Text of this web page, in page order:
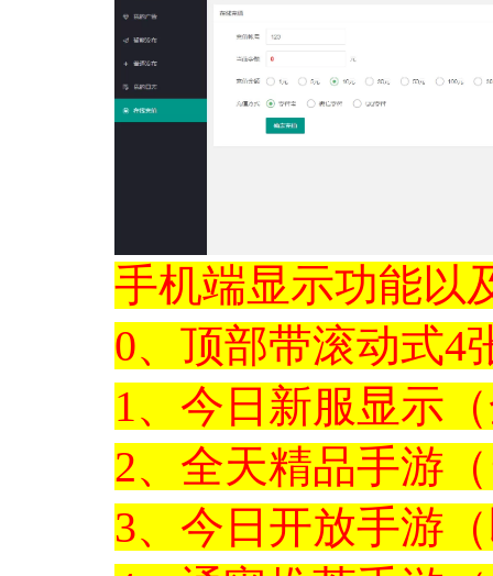
手机端显示功能以
0、顶部带滚动式4
1、今日新服显示
2、全天精品手游
3、今日开放手游